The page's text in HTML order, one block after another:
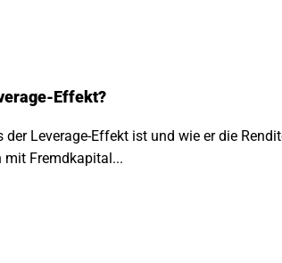
Effekt?
der Leverage-Effekt ist und wie er die
mit Fremdkapital...